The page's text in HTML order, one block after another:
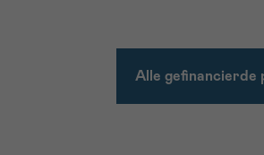
Alle gefinancierde